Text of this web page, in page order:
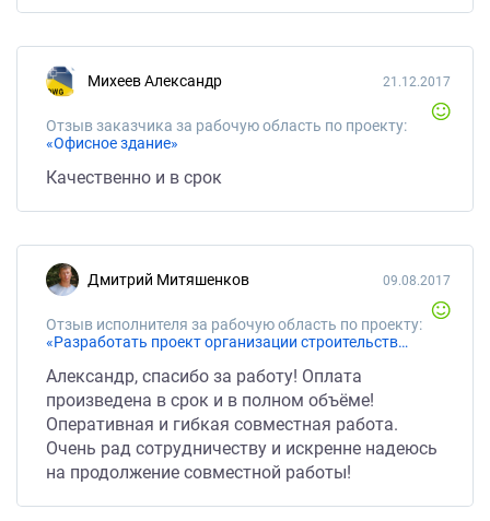
Михеев Александр
Отзыв заказчика за рабочую область по проекту:
«Офисное здание»
21.12.2017
Качественно и в срок
Дмитрий Митяшенков
Отзыв исполнителя за рабочую область по проекту:
«Разработать проект организации строительства»
09.08.2017
Александр, спасибо за работу! Оплата
произведена в срок и в полном объёме!
Оперативная и гибкая совместная работа.
Очень рад сотрудничеству и искренне надеюсь
на продолжение совместной работы!